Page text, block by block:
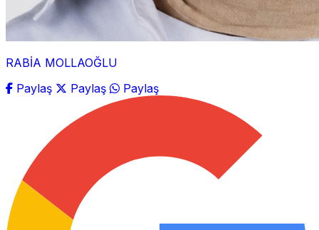
RABİA MOLLAOĞLU
Paylaş
Paylaş Paylaş